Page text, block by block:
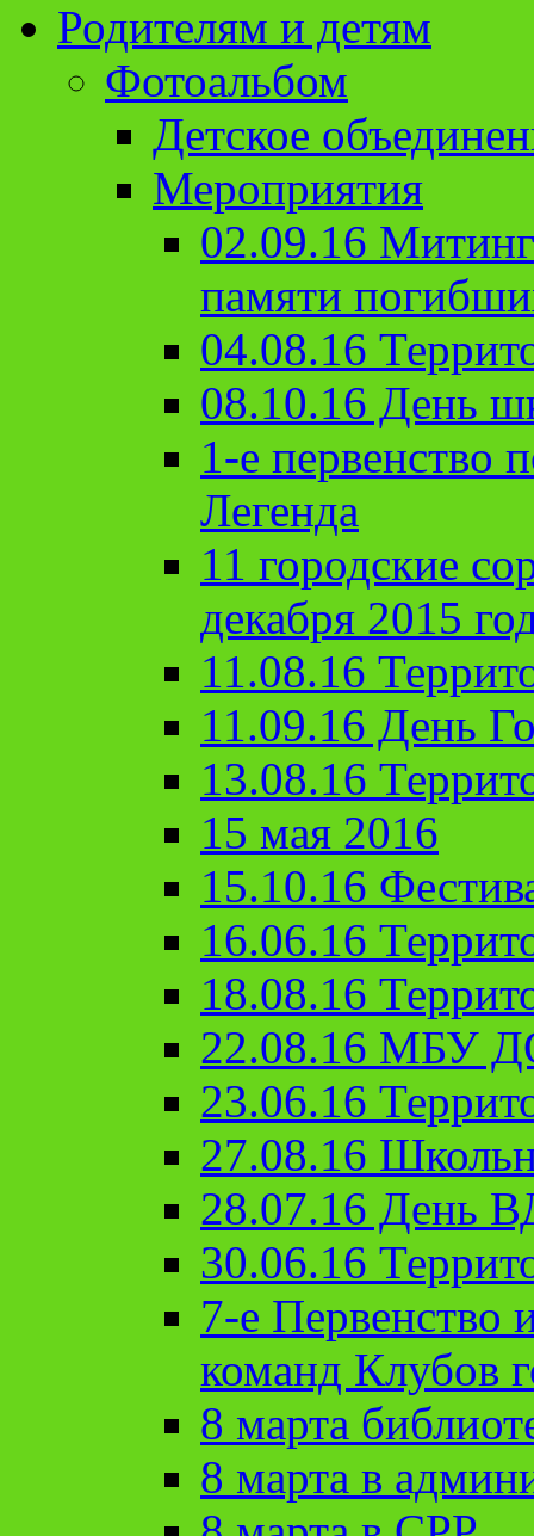
Родителям и детям
Фотоальбом
Детское
Мероприятия
02.09.16
памяти
04.08.16
08.10.16 День
1-е первенство
Легенда
11 городские
декабря 2015
11.08.16
11.09.16 День
13.08.16
15 мая 2016
15.10.16
16.06.16
18.08.16
22.08.16 МБУ
23.06.16
27.08.16
28.07.16 День
30.06.16
7-е Первенство
команд Клубов
8 марта
8 марта в